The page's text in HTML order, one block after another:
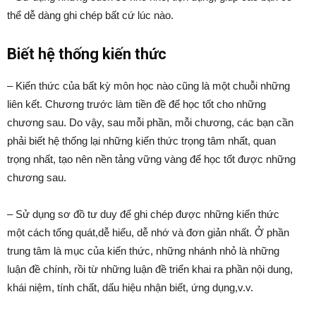
thể dễ dàng ghi chép bất cứ lúc nào.
Biết hệ thống kiến thức
– Kiến thức của bất kỳ môn học nào cũng là một chuỗi những
liên kết. Chương trước làm tiền đề để học tốt cho những
chương sau. Do vậy, sau mỗi phần, mỗi chương, các bạn cần
phải biết hệ thống lại những kiến thức trọng tâm nhất, quan
trọng nhất, tạo nên nền tảng vững vàng để học tốt được những
chương sau.
– Sử dụng sơ đồ tư duy để ghi chép được những kiến thức
một cách tổng quát,dễ hiểu, dễ nhớ và đơn giản nhất. Ở phần
trung tâm là mục của kiến thức, những nhánh nhỏ là những
luận đề chính, rồi từ những luận đề triển khai ra phần nội dung,
khái niệm, tính chất, dấu hiệu nhận biết, ứng dụng,v.v.